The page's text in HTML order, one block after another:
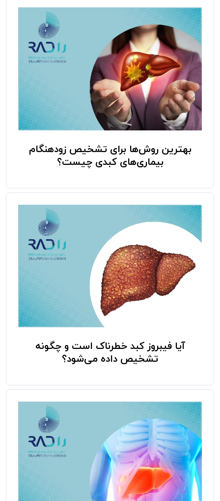
بهترین روش‌ها برای تشخیص زودهنگام
بیماری‌های کبدی چیست؟
آیا فیبروز کبد خطرناک است و چگونه
تشخیص داده می‌شود؟